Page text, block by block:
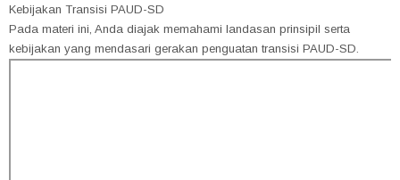
Kebijakan Transisi PAUD-SD
Pada materi ini, Anda diajak memahami landasan prinsipil serta
kebijakan yang mendasari gerakan penguatan transisi PAUD-SD.